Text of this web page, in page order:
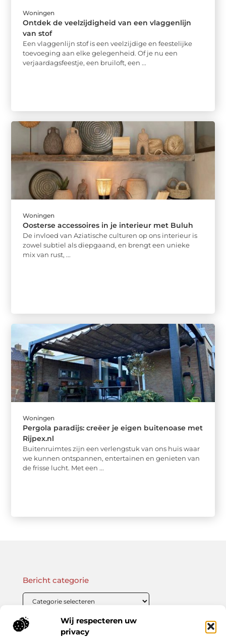
Wij respecteren uw
privacy
Woningen
Ontdek de veelzijdigheid van een vlaggenlijn
van stof
Een vlaggenlijn stof is een veelzijdige en feestelijke
toevoeging aan elke gelegenheid. Of je nu een
verjaardagsfeestje, een bruiloft, een ...
Woningen
Oosterse accessoires in je interieur met Buluh
De invloed van Aziatische culturen op ons interieur is
zowel subtiel als diepgaand, en brengt een unieke
mix van rust, ...
Woningen
Pergola paradijs: creëer je eigen buitenoase met
Rijpex.nl
Buitenruimtes zijn een verlengstuk van ons huis waar
we kunnen ontspannen, entertainen en genieten van
de frisse lucht. Met een ...
Onze informatie
Bericht categorie